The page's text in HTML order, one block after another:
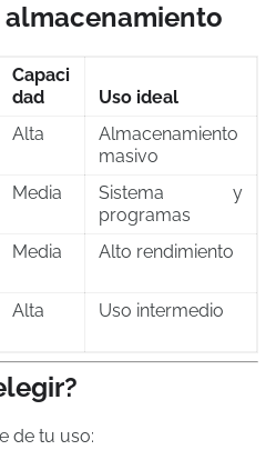
Capaci
dad
Uso ideal
Alta
Almacenamiento
masivo
Media
Sistema y
programas
Media Alto rendimiento
Alta Uso intermedio
de tu uso: